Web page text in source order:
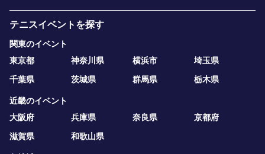
テニスイベントを探す
関東のイベント
東京都
神奈川県 横浜市
埼玉県
千葉県
茨城県 群馬県 栃木県
近畿のイベント
大阪府
兵庫県 奈良県
京都府
滋賀県
和歌山県